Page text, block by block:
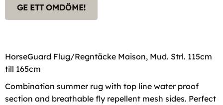
GE ETT OMDÖME!
HorseGuard Flug/Regntäcke Maison, Mud. Strl. 115cm
till 165cm
Combination summer rug with top line water proof
section and breathable fly repellent mesh sides. Perfect